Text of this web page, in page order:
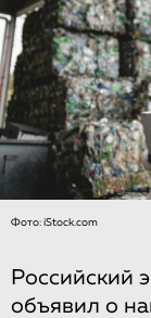
Фото: iStock.com
Российский
объявил о